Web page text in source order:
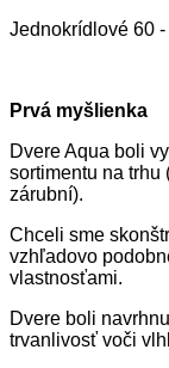
Jednokrídlové 60
Prvá myšlienka
Dvere Aqua boli
sortimentu na trhu
zárubní).
Chceli sme
vzhľadovo
vlastnosťami.
Dvere boli
trvanlivosť voči